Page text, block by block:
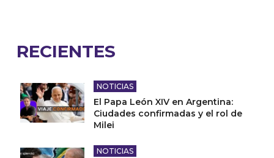
RECIENTES
NOTICIAS
El Papa León XIV en Argentina:
Ciudades confirmadas y el rol de
Milei
NOTICIAS